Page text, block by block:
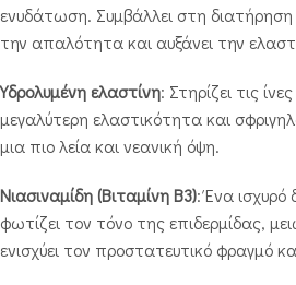
ενυδάτωση. Συμβάλλει στη διατήρηση
την απαλότητα και αυξάνει την
Υδρολυμένη ελαστίνη: Στηρίζει τις
μεγαλύτερη ελαστικότητα και
μια πιο λεία και νεανική όψη.
Νιασιναμίδη (Βιταμίνη Β3): Ένα ισχυρό
φωτίζει τον τόνο της επιδερμίδας,
ενισχύει τον προστατευτικό φραγμό